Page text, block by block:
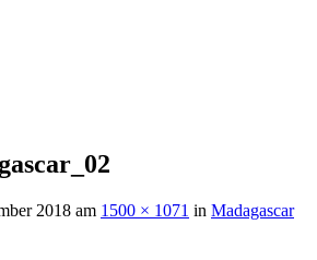
2018 am 1500 × 1071 in Madagascar